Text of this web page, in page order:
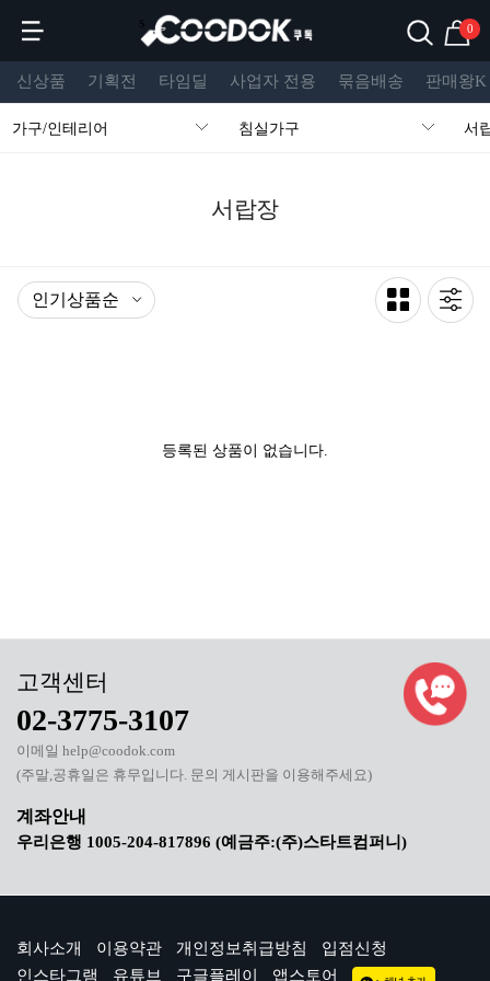
s 0
신상품 기획전 타임딜 사업자 전용 묶음배송 판매왕K
가구/인테리어 침실가구 서
서랍장
등록된 상품이 없습니다.
02-3775-3107
이메일 help@coodok.com
(주말,공휴일은 휴무입니다. 문의 게시판을 이용해주세요)
우리은행 1005-204-817896 (예금주:(주)스타트컴퍼니)
회사소개 이용약관 개인정보취급방침
입점신청
인스타그램
유튜브 구글플레이 앱스토어